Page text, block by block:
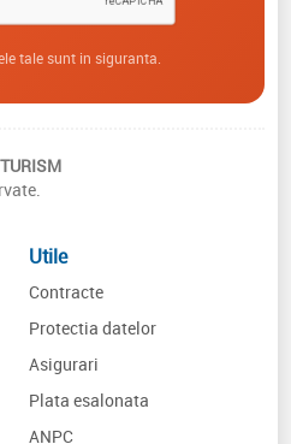
tale sunt in siguranta.
Utile
Contracte
Protectia datelor
Asigurari
Plata esalonata
ANPC